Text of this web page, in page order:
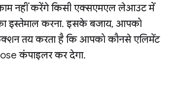
नहीं करेंगे किसी एक्सएमएल लेआउट में
इस्तेमाल करना. इसके बजाय, आपको
तय करता है कि आपको कौनसे एलिमेंट
कंपाइलर कर देगा.